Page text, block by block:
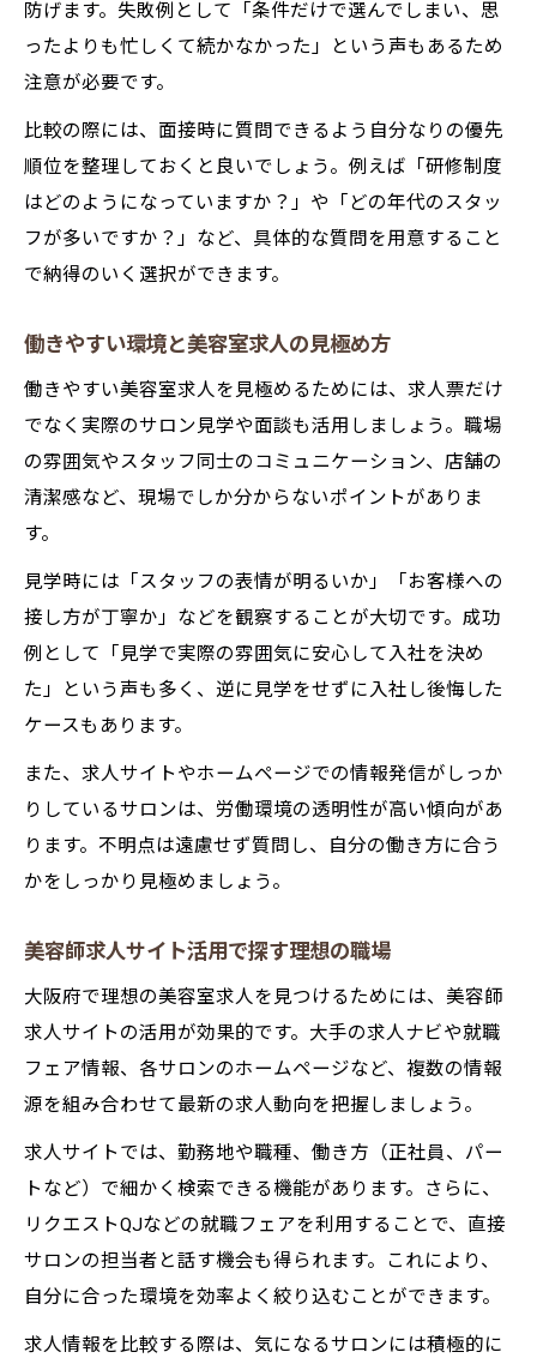
防げます。失敗例として「条件だけで選んでしまい、思
ったよりも忙しくて続かなかった」という声もあるため
注意が必要です。
比較の際には、面接時に質問できるよう自分なりの優先
順位を整理しておくと良いでしょう。例えば「研修制度
はどのようになっていますか？」や「どの年代のスタッ
フが多いですか？」など、具体的な質問を用意すること
で納得のいく選択ができます。
働きやすい環境と美容室求人の見極め方
働きやすい美容室求人を見極めるためには、求人票だけ
でなく実際のサロン見学や面談も活用しましょう。職場
の雰囲気やスタッフ同士のコミュニケーション、店舗の
清潔感など、現場でしか分からないポイントがありま
す。
見学時には「スタッフの表情が明るいか」「お客様への
接し方が丁寧か」などを観察することが大切です。成功
例として「見学で実際の雰囲気に安心して入社を決め
た」という声も多く、逆に見学をせずに入社し後悔した
ケースもあります。
また、求人サイトやホームページでの情報発信がしっか
りしているサロンは、労働環境の透明性が高い傾向があ
ります。不明点は遠慮せず質問し、自分の働き方に合う
かをしっかり見極めましょう。
美容師求人サイト活用で探す理想の職場
大阪府で理想の美容室求人を見つけるためには、美容師
求人サイトの活用が効果的です。大手の求人ナビや就職
フェア情報、各サロンのホームページなど、複数の情報
源を組み合わせて最新の求人動向を把握しましょう。
求人サイトでは、勤務地や職種、働き方（正社員、パー
トなど）で細かく検索できる機能があります。さらに、
リクエストQJなどの就職フェアを利用することで、直接
サロンの担当者と話す機会も得られます。これにより、
自分に合った環境を効率よく絞り込むことができます。
求人情報を比較する際は、気になるサロンには積極的に